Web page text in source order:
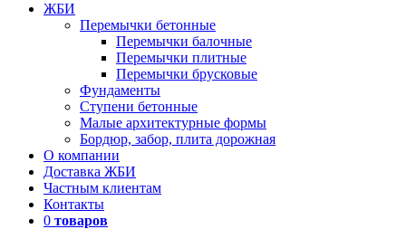
ЖБИ
Перемычки бетонные
Перемычки балочные
Перемычки плитные
Перемычки брусковые
Фундаменты
Ступени бетонные
Малые архитектурные формы
Бордюр, забор, плита дорожная
О компании
Доставка ЖБИ
Частным клиентам
Контакты
0 товаров